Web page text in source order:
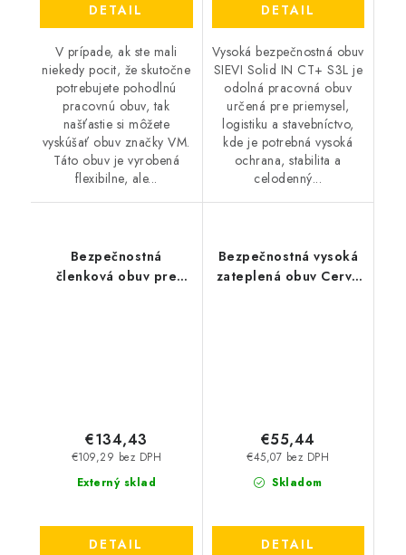
DETAIL
V prípade, ak ste mali
niekedy pocit, že skutočne
potrebujete pohodlnú
pracovnú obuv, tak
našťastie si môžete
vyskúšať obuv značky VM.
Táto obuv je vyrobená
flexibilne, ale...
DETAIL
Vysoká bezpečnostná obuv
SIEVI Solid IN CT+ S3L je
odolná pracovná obuv
určená pre priemysel,
logistiku a stavebníctvo,
kde je potrebná vysoká
ochrana, stabilita a
celodenný...
Bezpečnostná
členková obuv pre
Externý sklad
€109,29 bez DPH
€134,43
DETAIL
Bezpečnostná vysoká
zateplená obuv Cerva
Skladom
€45,07 bez DPH
€55,44
DETAIL